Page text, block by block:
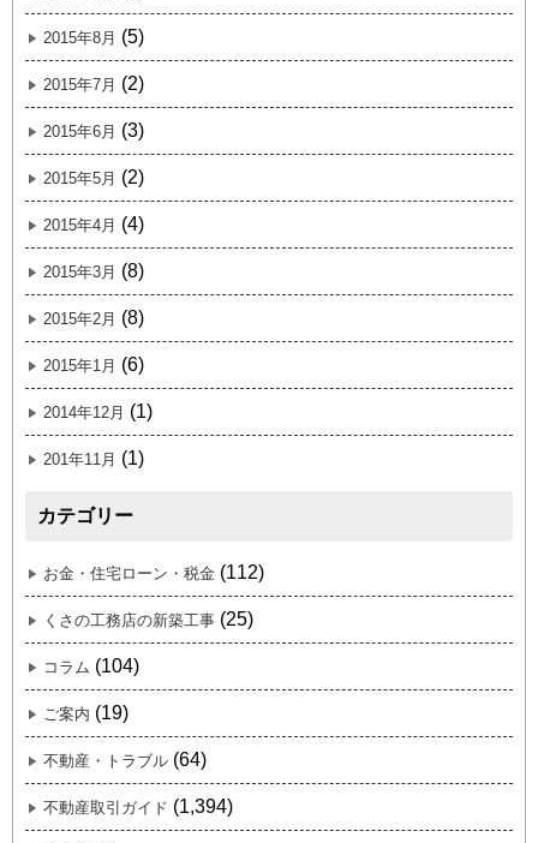
2015年8月 (5)
2015年7月 (2)
2015年6月 (3)
2015年5月 (2)
2015年4月 (4)
2015年3月 (8)
2015年2月 (8)
2015年1月 (6)
2014年12月 (1)
201年11月 (1)
カテゴリー
お金・住宅ローン・税金 (112)
くさの工務店の新築工事 (25)
コラム (104)
ご案内 (19)
不動産・トラブル (64)
不動産取引ガイド (1,394)